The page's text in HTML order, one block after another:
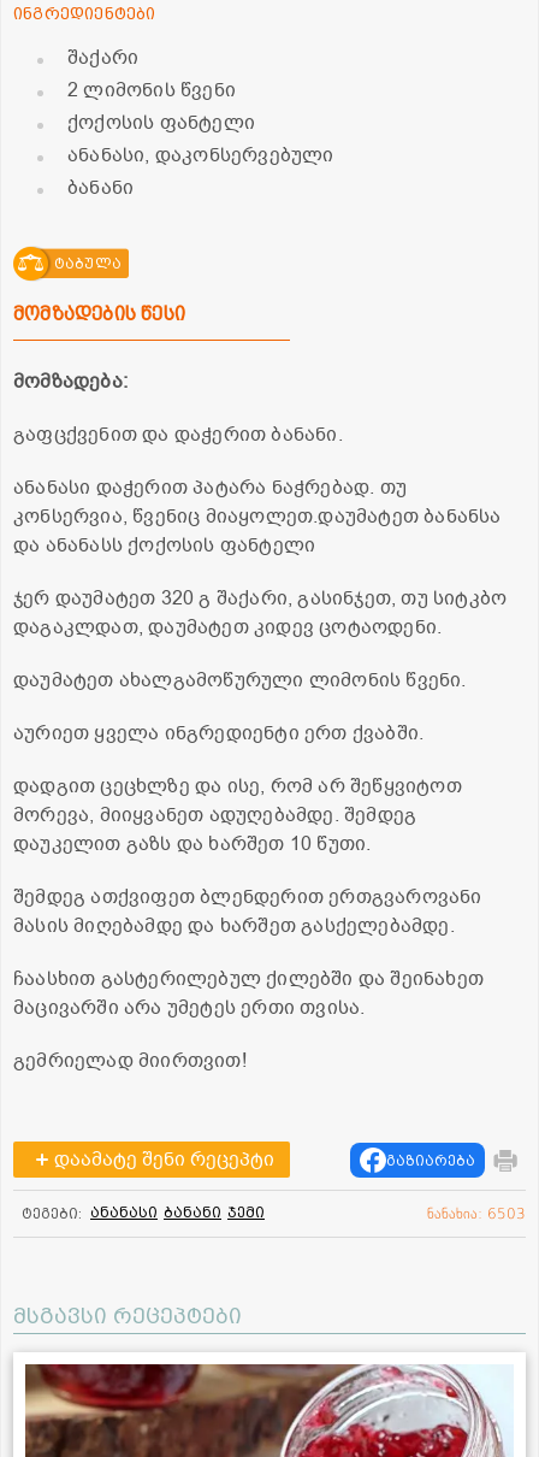
ინგრედიენტები
შაქარი
2 ლიმონის წვენი
ქოქოსის ფანტელი
ანანასი, დაკონსერვებული
ბანანი
ტაბულა
მომზადების წესი
მომზადება:
გაფცქვენით და დაჭერით ბანანი.
ანანასი დაჭერით პატარა ნაჭრებად. თუ
კონსერვია, წვენიც მიაყოლეთ.დაუმატეთ ბანანსა
და ანანასს ქოქოსის ფანტელი
ჯერ დაუმატეთ 320 გ შაქარი, გასინჯეთ, თუ სიტკბო
დაგაკლდათ, დაუმატეთ კიდევ ცოტაოდენი.
დაუმატეთ ახალგამოწურული ლიმონის წვენი.
აურიეთ ყველა ინგრედიენტი ერთ ქვაბში.
დადგით ცეცხლზე და ისე, რომ არ შეწყვიტოთ
მორევა, მიიყვანეთ ადუღებამდე. შემდეგ
დაუკელით გაზს და ხარშეთ 10 წუთი.
შემდეგ ათქვიფეთ ბლენდერით ერთგვაროვანი
მასის მიღებამდე და ხარშეთ გასქელებამდე.
ჩაასხით გასტერილებულ ქილებში და შეინახეთ
მაცივარში არა უმეტეს ერთი თვისა.
გემრიელად მიირთვით!
დაამატე შენი რეცეპტი გაზიარება
ტეგები: ანანასი ბანანი ჯემი ნანახია: 6503
მსგავსი რეცეპტები